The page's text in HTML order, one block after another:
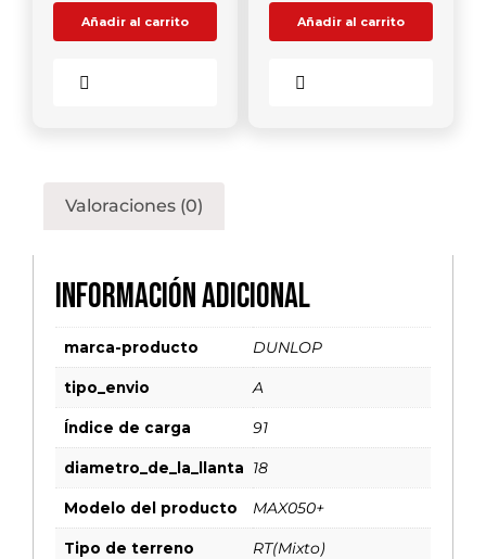
Añadir al carrito Añadir al carrito
Valoraciones (0)
Información adicional
marca-producto DUNLOP
tipo_envio A
Índice de carga 91
diametro_de_la_llanta 18
Modelo del producto MAX050+
Tipo de terreno RT(Mixto)